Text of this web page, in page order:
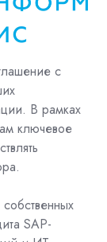
с
В рамках
ключевое
.
SAP-